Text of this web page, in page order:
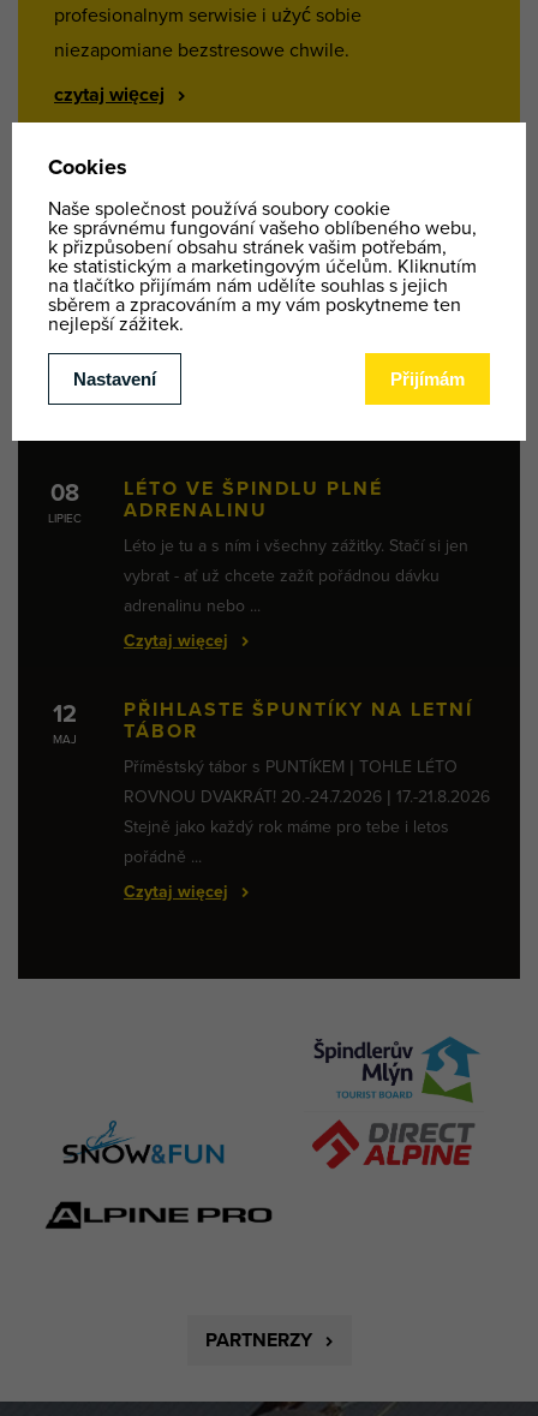
profesionalnym serwisie i użyć sobie
niezapomiane bezstresowe chwile.
czytaj więcej
08
LIPIEC
LÉTO VE ŠPINDLU PLNÉ
ADRENALINU
Léto je tu a s ním i všechny zážitky. Stačí si jen
vybrat - ať už chcete zažít pořádnou dávku
adrenalinu nebo ...
Czytaj więcej
12
MAJ
PŘIHLASTE ŠPUNTÍKY NA LETNÍ
TÁBOR
Příměstský tábor s PUNTÍKEM | TOHLE LÉTO
ROVNOU DVAKRÁT! 20.-24.7.2026 | 17.-21.8.2026
Stejně jako každý rok máme pro tebe i letos
pořádně ...
Czytaj więcej
PARTNERZY